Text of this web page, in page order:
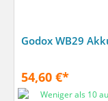
Godox WB29
54,60 €*
Weniger als 10